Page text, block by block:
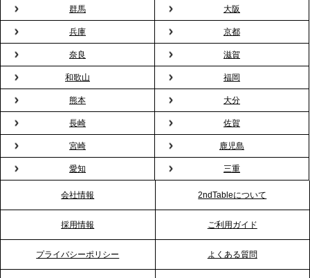
2026.2.13
プレスリリースのご案内｜オフィスが「１日限定の
バー」に！福利厚生・社内交流を格上げする《出張
バーテンダー》サービスを開始
2026.1.26
プレスリリースのご案内｜もう「義理チョコ」で悩
まない。職場のバレンタインをケータリングで“福利
厚生”化。採用にも効く新スタイルを提案
2026.1.23
RKB毎日放送「RKB NEWS」で、2ndTable「恵方
巻きケータリング」が紹介されました
群馬 大阪
兵庫 京都
奈良 滋賀
和歌山 福岡
熊本 大分
長崎 佐賀
宮崎 鹿児島
愛知 三重
会社情報 2ndTableについて
採用情報 ご利用ガイド
プライバシーポリシー よくある質問